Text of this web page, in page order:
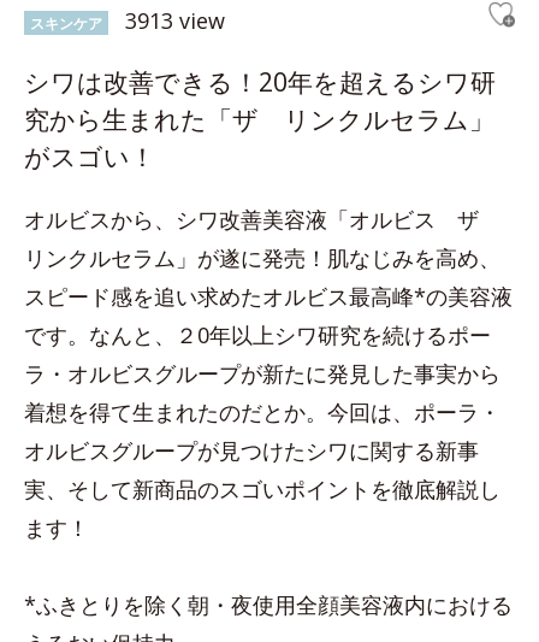
スキンケア 3913 view
シワは改善できる！20年を超えるシワ研
究から生まれた「ザ リンクルセラム」
がスゴい！
オルビスから、シワ改善美容液「オルビス ザ
リンクルセラム」が遂に発売！肌なじみを高め、
スピード感を追い求めたオルビス最高峰*の美容液
です。なんと、２0年以上シワ研究を続けるポー
ラ・オルビスグループが新たに発見した事実から
着想を得て生まれたのだとか。今回は、ポーラ・
オルビスグループが見つけたシワに関する新事
実、そして新商品のスゴいポイントを徹底解説し
ます！
*ふきとりを除く朝・夜使用全顔美容液内における